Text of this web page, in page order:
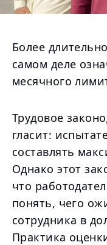
Более
самом деле
месячного
Трудовое
гласит:
составлять
Однако этот
что
понять, чего
сотрудника в
Практика